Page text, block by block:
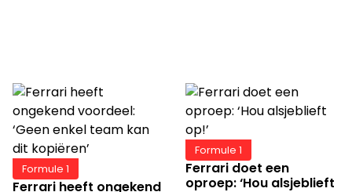
Formule 1
Ferrari heeft ongekend
Formule 1
Ferrari doet een
oproep: ‘Hou alsjeblieft